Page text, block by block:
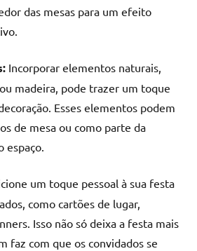
das mesas para um efeito
Incorporar elementos naturais,
madeira, pode trazer um toque
Esses elementos podem
de mesa ou como parte da
espaço.
um toque pessoal à sua festa
como cartões de lugar,
Isso não só deixa a festa mais
faz com que os convidados se